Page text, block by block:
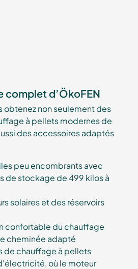
complet d’ÖkoFEN
obtenez non seulement des
à pellets modernes de
des accessoires adaptés
peu encombrants avec
de stockage de 499 kilos à
solaires et des réservoirs
confortable du chauffage
cheminée adapté
de chauffage à pellets
où le moteur